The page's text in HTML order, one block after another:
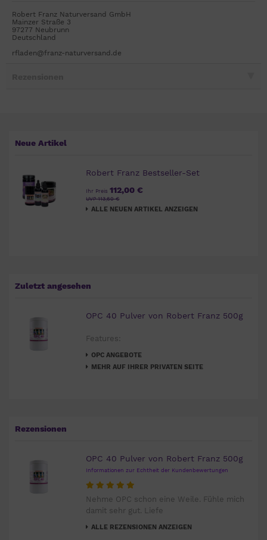
Robert Franz Naturversand GmbH
Mainzer Straße 3
97277 Neubrunn
Deutschland
rfladen@franz-naturversand.de
Neue Artikel
Robert Franz Bestseller-Set
Ihr Preis 112,00 €
UVP 113,60 €
ALLE NEUEN ARTIKEL ANZEIGEN
Zuletzt angesehen
OPC 40 Pulver von Robert Franz 500g
Features:
OPC ANGEBOTE
MEHR AUF IHRER PRIVATEN SEITE
Rezensionen
OPC 40 Pulver von Robert Franz 500g
Informationen zur Echtheit der Kundenbewertungen
Nehme OPC schon eine Weile. Fühle mich
damit sehr gut. Liefe
ALLE REZENSIONEN ANZEIGEN